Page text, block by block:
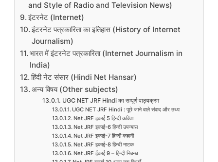
and Style of Radio and Television News)
इंटरनेट (Internet)
इंटरनेट पत्रकारिता का इतिहास (History of Internet
Journalism)
भारत में इंटरनेट पत्रकारिता (Internet Journalism in
India)
हिंदी नेट संसार (Hindi Net Hansar)
अन्य विषय (Other subjects)
UGC NET JRF Hindi का सम्पूर्ण पाठ्यक्रम
UGC NET JRF Hindi : पूछे जाने वाले संवाद और तथ्य
Net JRF इकाई 5 हिन्दी कविता
Net JRF इकाई-6 हिन्दी उपन्यास
Net JRF इकाई-7 हिन्दी कहानी
Net JRF इकाई-8 हिन्दी नाटक
Net JRF ईकाई 9 – हिन्दी निबन्ध